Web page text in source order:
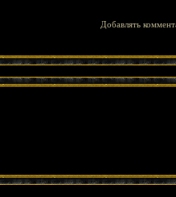
Добавлять